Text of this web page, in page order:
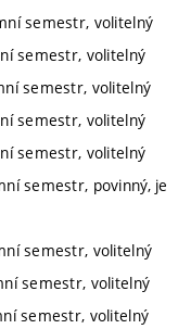
semestr, volitelný
semestr, volitelný
semestr, volitelný
semestr, volitelný
semestr, volitelný
semestr, povinný, je
semestr, volitelný
semestr, volitelný
semestr, volitelný